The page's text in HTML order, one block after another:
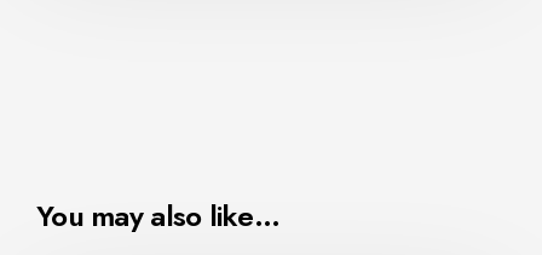
You may also like…